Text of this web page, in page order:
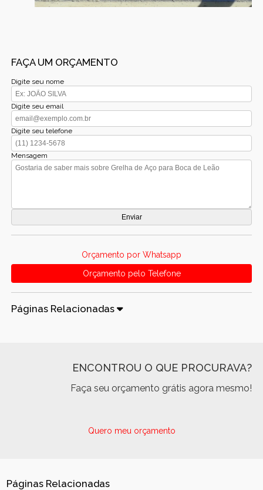
FAÇA UM ORÇAMENTO
Digite seu nome
Digite seu email
Digite seu telefone
Mensagem
Orçamento por Whatsapp
Orçamento pelo Telefone
Páginas Relacionadas
ENCONTROU O QUE PROCURAVA?
Faça seu orçamento grátis agora mesmo!
Quero meu orçamento
Páginas Relacionadas